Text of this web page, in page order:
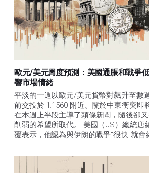
歐元/美元周度預測：美國通脹和戰爭
響市場情緒
平淡的一週以歐元/美元貨幣對飆升至數
前交投於 1.1560 附近。關於中東衝突即
在本週上半段主導了頭條新聞，隨後卻
削弱的希望所取代。 美國（US）總統唐
覆表示，他認為與伊朗的戰爭"很快"就會